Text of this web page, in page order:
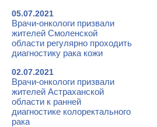
05.07.2021
Врачи-онкологи призвали
жителей Смоленской
области регулярно проходить
диагностику рака кожи
02.07.2021
Врачи-онкологи призвали
жителей Астраханской
области к ранней
диагностике колоректального
рака